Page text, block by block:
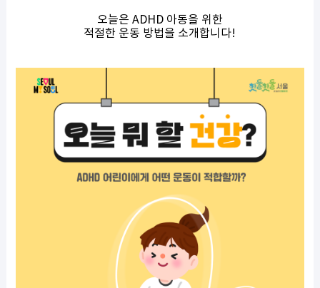
오늘은 ADHD 아동을 위한
적절한 운동 방법을 소개합니다!